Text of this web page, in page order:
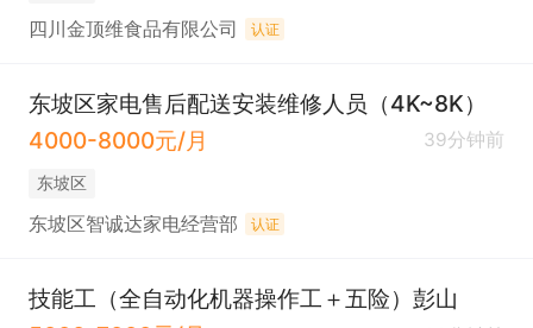
四川金顶维食品有限公司 认证
东坡区家电售后配送安装维修人员（4K~8K）
4000-8000元/月
39分钟前
东坡区
东坡区智诚达家电经营部 认证
技能工（全自动化机器操作工＋五险）彭山